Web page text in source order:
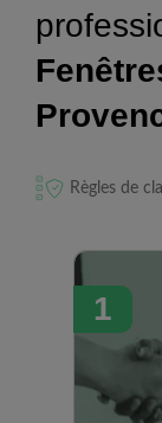
Règles de
1